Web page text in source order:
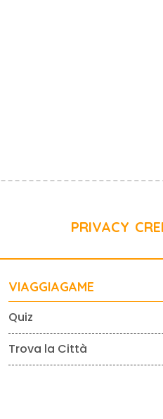
PRIVACY
VIAGGIAGAME
Quiz
Trova la Città